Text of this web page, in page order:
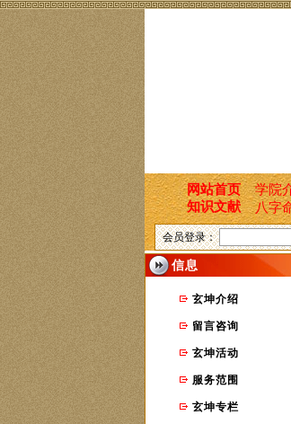
网站首页 学院
知识文献
八字
会员登录：
信息
玄坤介绍
留言咨询
玄坤活动
服务范围
玄坤专栏